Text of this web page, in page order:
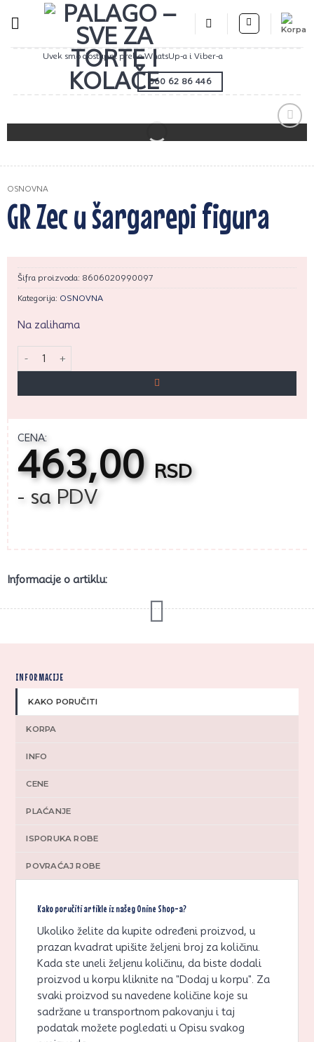
Uvek smo dostupni preko WhatsUp-a i Viber-a
060 62 86 446
Zaprati
OSNOVNA
GR Zec u šargarepi figura
Šifra proizvoda: 8606020990097
Kategorija: OSNOVNA
Na zalihama
CENA:
463,00 RSD
- sa PDV
Informacije o artiklu:
INFORMACIJE
KAKO PORUČITI
KORPA
INFO
CENE
PLAĆANJE
ISPORUKA ROBE
POVRAĆAJ ROBE
Kako poručiti artikle iz našeg Onine Shop-a?
Ukoliko želite da kupite određeni proizvod, u
prazan kvadrat upišite željeni broj za količinu.
Kada ste uneli željenu količinu, da biste dodali
proizvod u korpu kliknite na "Dodaj u korpu". Za
svaki proizvod su navedene količine koje su
sadržane u transportnom pakovanju i taj
podatak možete pogledati u Opisu svakog